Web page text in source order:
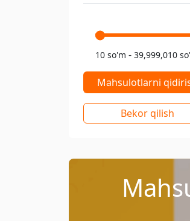
10 so'm - 39,999,010
Mahsulotlarni
Bekor qilish